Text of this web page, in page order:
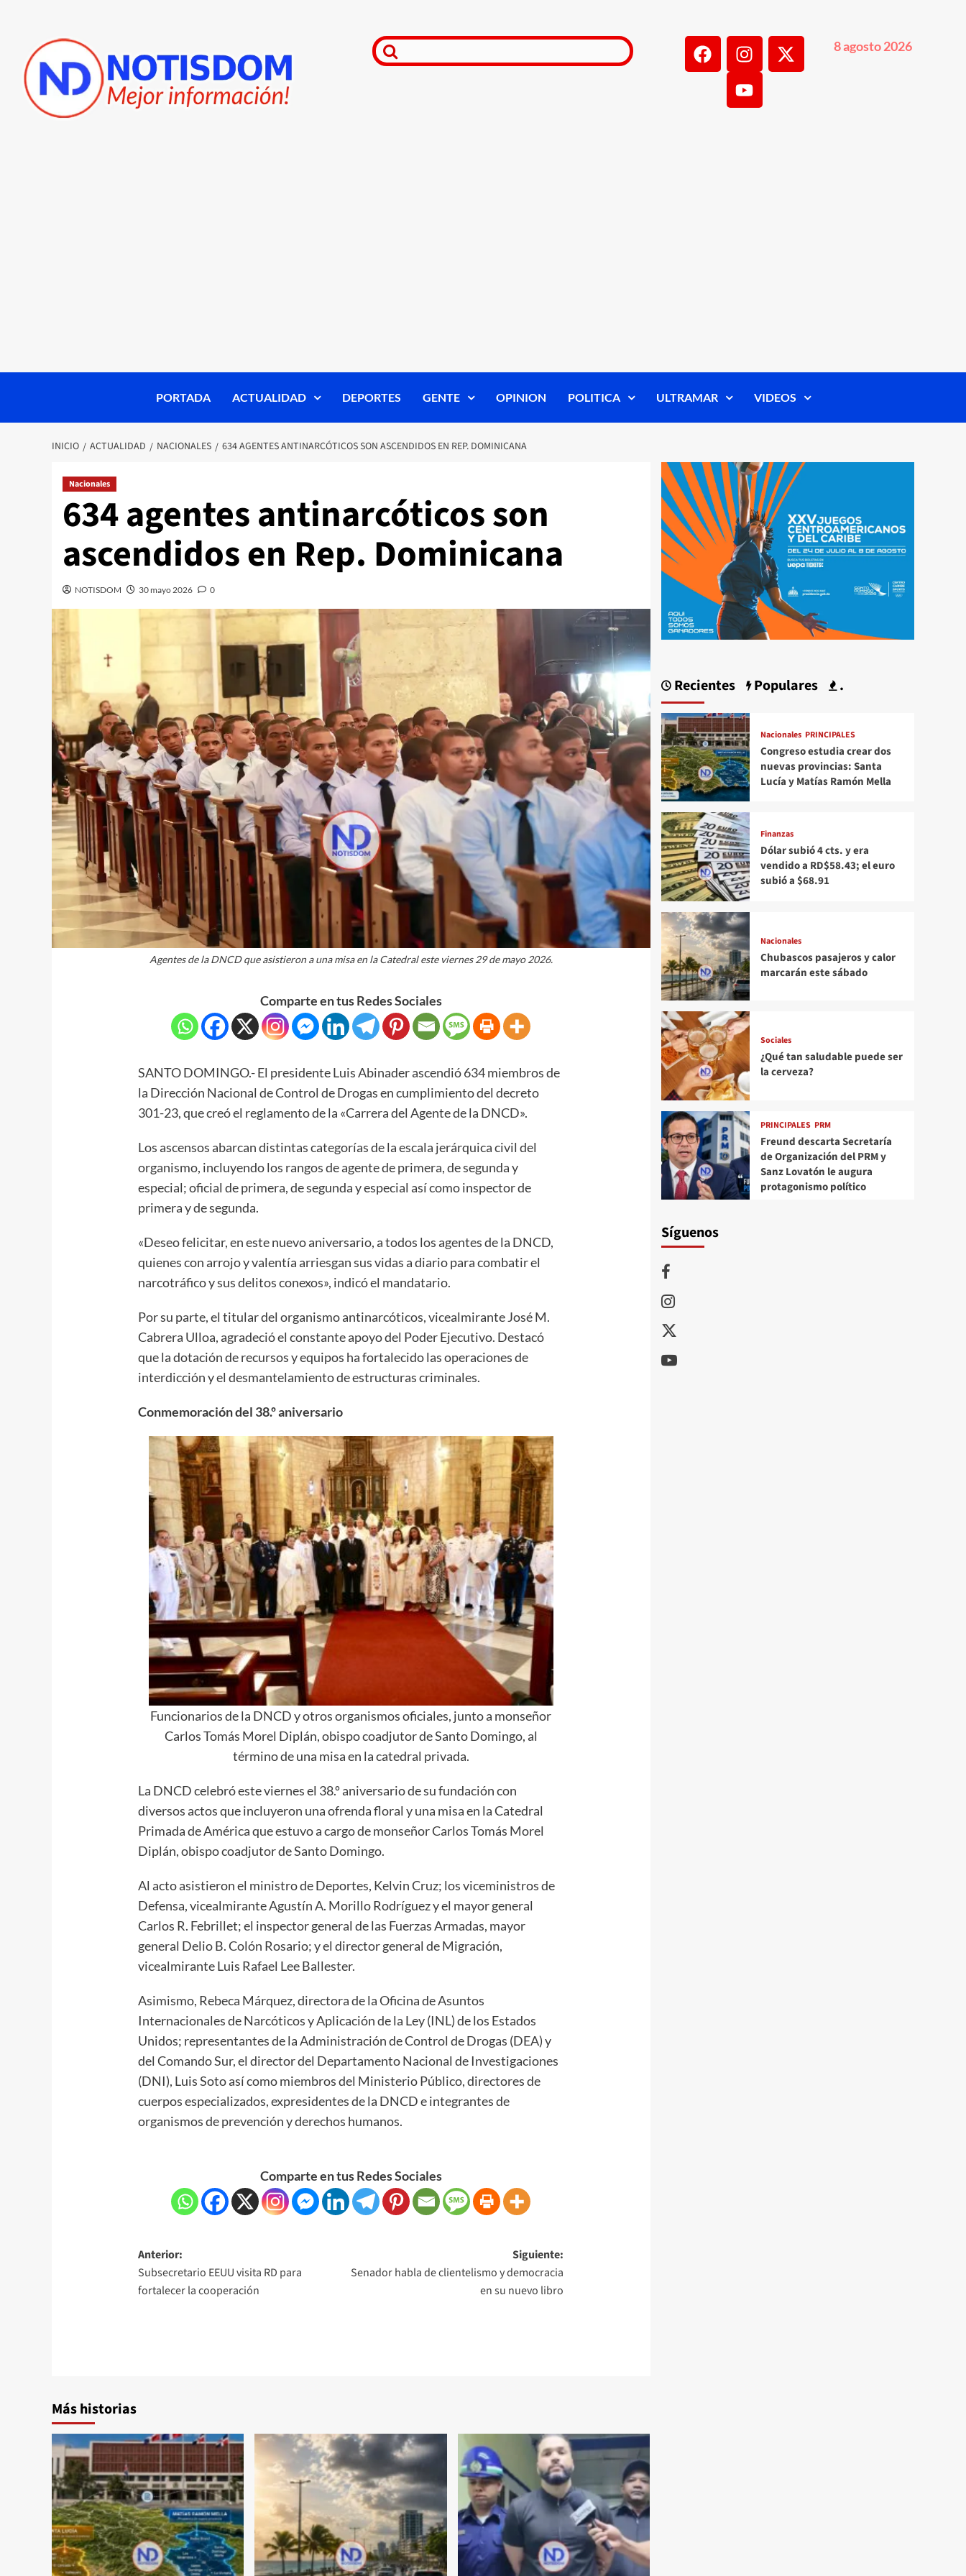
8 agosto 2026
PORTADA ACTUALIDAD DEPORTES GENTE OPINION POLITICA ULTRAMAR VIDEOS
INICIO ACTUALIDAD NACIONALES 634 AGENTES ANTINARCÓTICOS SON ASCENDIDOS EN REP. DOMINICANA
Nacionales
634 agentes antinarcóticos son
ascendidos en Rep. Dominicana
NOTISDOM 30 mayo 2026 0
Agentes de la DNCD que asistieron a una misa en la Catedral este viernes 29 de mayo 2026.
Comparte en tus Redes Sociales
SANTO DOMINGO.- El presidente Luis Abinader ascendió 634 miembros de
la Dirección Nacional de Control de Drogas en cumplimiento del decreto
301-23, que creó el reglamento de la «Carrera del Agente de la DNCD».
Los ascensos abarcan distintas categorías de la escala jerárquica civil del
organismo, incluyendo los rangos de agente de primera, de segunda y
especial; oficial de primera, de segunda y especial así como inspector de
primera y de segunda.
«Deseo felicitar, en este nuevo aniversario, a todos los agentes de la DNCD,
quienes con arrojo y valentía arriesgan sus vidas a diario para combatir el
narcotráfico y sus delitos conexos», indicó el mandatario.
Por su parte, el titular del organismo antinarcóticos, vicealmirante José M.
Cabrera Ulloa, agradeció el constante apoyo del Poder Ejecutivo. Destacó
que la dotación de recursos y equipos ha fortalecido las operaciones de
interdicción y el desmantelamiento de estructuras criminales.
Conmemoración del 38.º aniversario
Funcionarios de la DNCD y otros organismos oficiales, junto a monseñor
Carlos Tomás Morel Diplán, obispo coadjutor de Santo Domingo, al
término de una misa en la catedral privada.
La DNCD celebró este viernes el 38.º aniversario de su fundación con
diversos actos que incluyeron una ofrenda floral y una misa en la Catedral
Primada de América que estuvo a cargo de monseñor Carlos Tomás Morel
Diplán, obispo coadjutor de Santo Domingo.
Al acto asistieron el ministro de Deportes, Kelvin Cruz; los viceministros de
Defensa, vicealmirante Agustín A. Morillo Rodríguez y el mayor general
Carlos R. Febrillet; el inspector general de las Fuerzas Armadas, mayor
general Delio B. Colón Rosario; y el director general de Migración,
vicealmirante Luis Rafael Lee Ballester.
Asimismo, Rebeca Márquez, directora de la Oficina de Asuntos
Internacionales de Narcóticos y Aplicación de la Ley (INL) de los Estados
Unidos; representantes de la Administración de Control de Drogas (DEA) y
del Comando Sur, el director del Departamento Nacional de Investigaciones
(DNI), Luis Soto así como miembros del Ministerio Público, directores de
cuerpos especializados, expresidentes de la DNCD e integrantes de
organismos de prevención y derechos humanos.
Comparte en tus Redes Sociales
Anterior:
Subsecretario EEUU visita RD para
fortalecer la cooperación
Siguiente:
Senador habla de clientelismo y democracia
en su nuevo libro
Más historias
Recientes Populares .
Nacionales PRINCIPALES
Congreso estudia crear dos
nuevas provincias: Santa
Lucía y Matías Ramón Mella
Finanzas
Dólar subió 4 cts. y era
vendido a RD$58.43; el euro
subió a $68.91
Nacionales
Chubascos pasajeros y calor
marcarán este sábado
Sociales
¿Qué tan saludable puede ser
la cerveza?
PRINCIPALES PRM
Freund descarta Secretaría
de Organización del PRM y
Sanz Lovatón le augura
protagonismo político
Síguenos